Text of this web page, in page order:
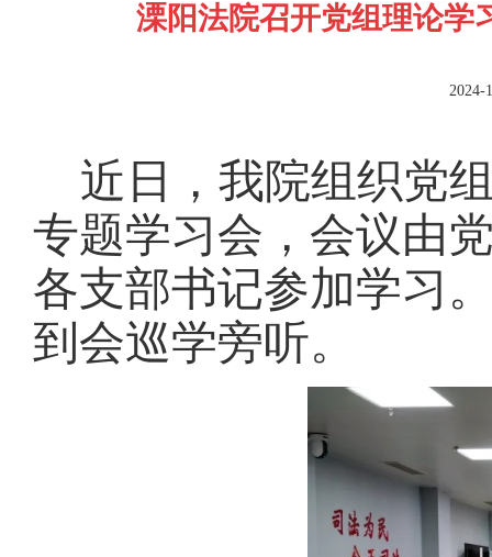
溧阳法院召开党组理论学
2024-
近日，我院组织党
专题学习会，会议由
各支部书记参加学习
到会巡学旁听。